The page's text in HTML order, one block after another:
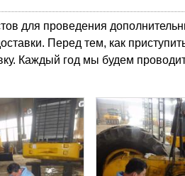
для проведения
Перед тем, как
Каждый год мы будем